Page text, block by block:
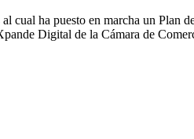
cual ha puesto en marcha un Plan
Digital de la Cámara de